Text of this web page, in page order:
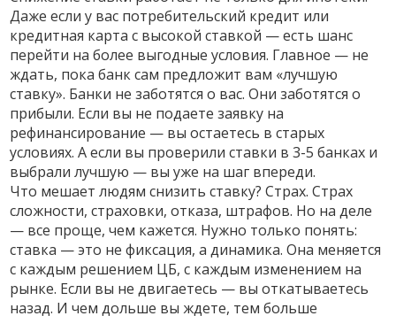
Даже если у вас потребительский кредит или
кредитная карта с высокой ставкой — есть шанс
перейти на более выгодные условия. Главное — не
ждать, пока банк сам предложит вам «лучшую
ставку». Банки не заботятся о вас. Они заботятся о
прибыли. Если вы не подаете заявку на
рефинансирование — вы остаетесь в старых
условиях. А если вы проверили ставки в 3-5 банках и
выбрали лучшую — вы уже на шаг впереди.
Что мешает людям снизить ставку? Страх. Страх
сложности, страховки, отказа, штрафов. Но на деле
— все проще, чем кажется. Нужно только понять:
ставка — это не фиксация, а динамика. Она меняется
с каждым решением ЦБ, с каждым изменением на
рынке. Если вы не двигаетесь — вы откатываетесь
назад. И чем дольше вы ждете, тем больше